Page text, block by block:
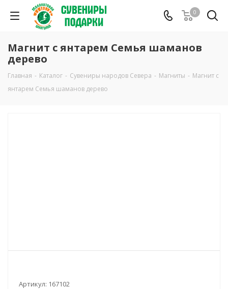
0
Магнит с янтарем Семья шаманов
дерево
Главная - Каталог - Сувениры народов Севера - Магниты - Магнит с
янтарем Семья шаманов дерево
Артикул: 167102